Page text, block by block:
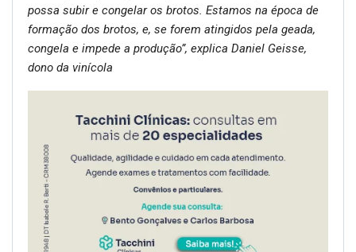
possa subir e congelar os brotos. Estamos na época de
formação dos brotos, e, se forem atingidos pela geada,
congela e impede a produção”, explica Daniel Geisse,
dono da vinícola